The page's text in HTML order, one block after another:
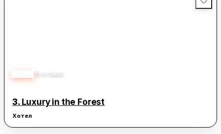
Прочутата Боянска църква е на 400 метра, а Националният
13 отзива
3. Luxury in the Forest
Хотел